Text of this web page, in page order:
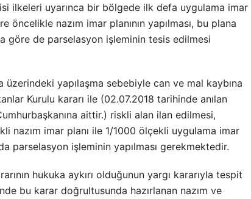
ilkeleri uyarınca bir bölgede ilk defa uygulama imar
öncelikle nazım imar planının yapılması, bu plana
göre de parselasyon işleminin tesis edilmesi
üzerindeki yapılaşma sebebiyle can ve mal kaybına
Kurulu kararı ile (02.07.2018 tarihinde anılan
aittir.) riskli alan ilan edilmesi,
nazım imar planı ile 1/1000 ölçekli uygulama imar
parselasyon işleminin yapılması gerekmektedir.
hukuka aykırı olduğunun yargı kararıyla tespit
bu karar doğrultusunda hazırlanan nazım ve